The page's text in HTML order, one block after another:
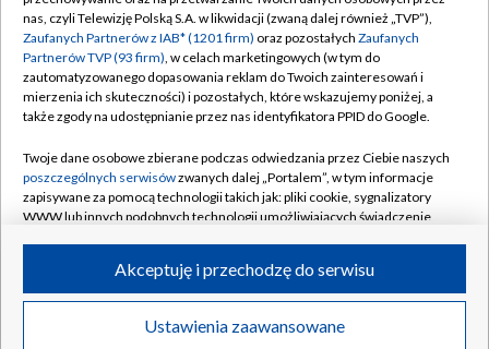
Emisja w TVP
Centrum informacji TVP
Naziemna Telewizja Cyfrowa
Rada Programowa
System NOS
Informacje o nadawcy
Program dla prasy
Regulamin TVP
Polityka prywatności
Moje zgody
Pomoc
Kontakt
Kanały
©2026 Telewizja Polska S.A. w likwidacji
nas, czyli Telewizję Polską S.A. w likwidacji (zwaną dalej również „TVP”),
Zaufanych Partnerów z IAB* (1201 firm) oraz pozostałych Zaufanych
Partnerów TVP (93 firm), w celach marketingowych (w tym do
zautomatyzowanego dopasowania reklam do Twoich zainteresowań i
mierzenia ich skuteczności) i pozostałych, które wskazujemy poniżej, a
także zgody na udostępnianie przez nas identyfikatora PPID do Google.
Twoje dane osobowe zbierane podczas odwiedzania przez Ciebie naszych
poszczególnych serwisówzwanych dalej „Portalem”, w tym informacje
zapisywane za pomocą technologii takich jak: pliki cookie, sygnalizatory
WWW lub innych podobnych technologii umożliwiających świadczenie
ruchu w Internecie.
Twoje dane osobowe zbierane podczas odwiedzania przez Ciebie
poszczególnych serwisówna Portalu, takie jak adresy IP, identyfikatory
Ustawienia zaawansowane
Akceptuję i przechodzę do serwisu